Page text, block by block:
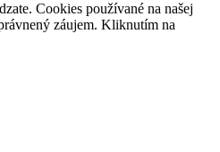
Cookies používané na našej
záujem. Kliknutím na